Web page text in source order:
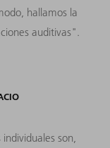
hallamos la
auditivas".
son,